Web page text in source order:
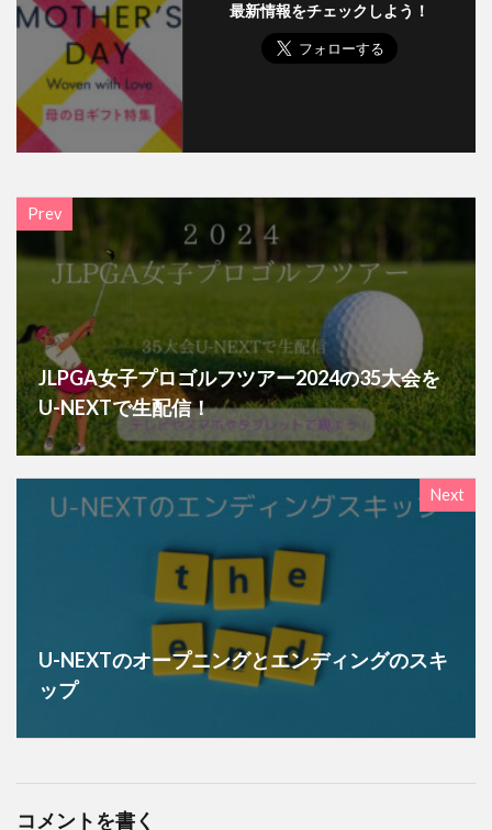
最新情報をチェックしよう！
Prev
JLPGA女子プロゴルフツアー2024の35大会を
U-NEXTで生配信！
Next
U-NEXTのオープニングとエンディングのスキ
ップ
コメントを書く